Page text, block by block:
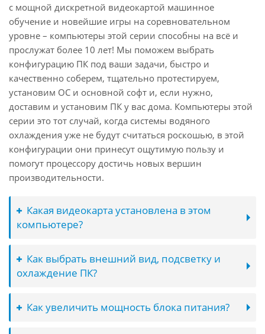
с мощной дискретной видеокартой машинное
обучение и новейшие игры на соревновательном
уровне – компьютеры этой серии способны на всё и
прослужат более 10 лет! Мы поможем выбрать
конфигурацию ПК под ваши задачи, быстро и
качественно соберем, тщательно протестируем,
установим ОС и основной софт и, если нужно,
доставим и установим ПК у вас дома. Компьютеры этой
серии это тот случай, когда системы водяного
охлаждения уже не будут считаться роскошью, в этой
конфигурации они принесут ощутимую пользу и
помогут процессору достичь новых вершин
производительности.
Какая видеокарта установлена в этом
компьютере?
Как выбрать внешний вид, подсветку и
охлаждение ПК?
Как увеличить мощность блока питания?